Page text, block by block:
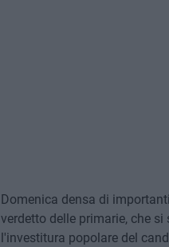
Domenica densa di
verdetto delle primarie, che
l'investitura popolare del